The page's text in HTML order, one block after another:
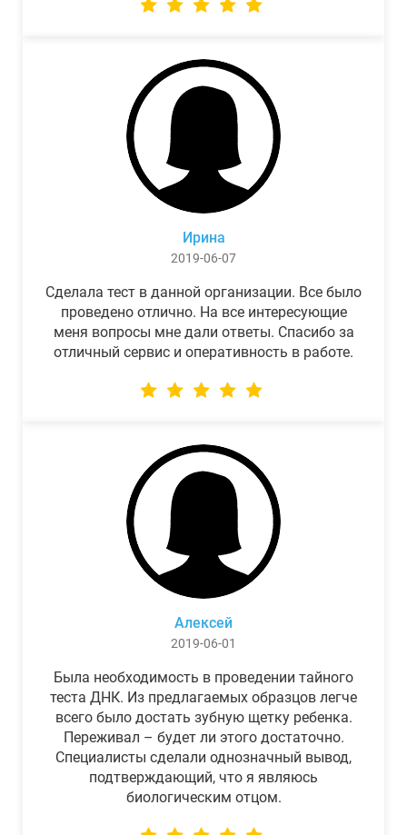
Ирина
2019-06-07
Сделала тест в данной организации. Все было
проведено отлично. На все интересующие
меня вопросы мне дали ответы. Спасибо за
отличный сервис и оперативность в работе.
Алексей
2019-06-01
Была необходимость в проведении тайного
теста ДНК. Из предлагаемых образцов легче
всего было достать зубную щетку ребенка.
Переживал – будет ли этого достаточно.
Специалисты сделали однозначный вывод,
подтверждающий, что я являюсь
биологическим отцом.